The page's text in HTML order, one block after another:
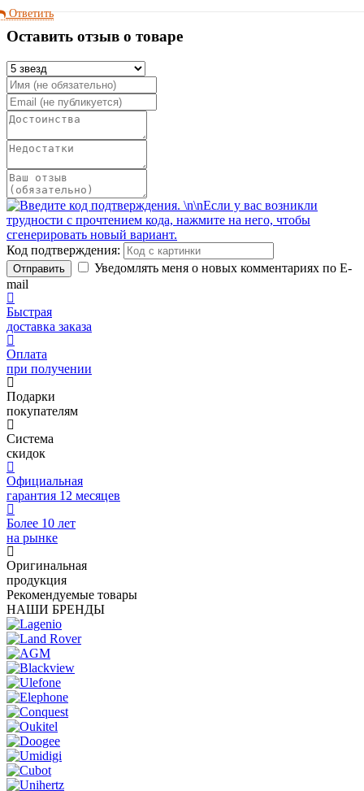
Ответить
Оставить отзыв о товаре
Код подтверждения:
Отправить
Уведомлять меня о новых комментариях по E-
mail
Быстрая
доставка заказа
Оплата
при получении
Подарки
покупателям
Система
скидок
Официальная
гарантия 12 месяцев
Более 10 лет
на рынке
Оригинальная
продукция
Рекомендуемые товары
НАШИ БРЕНДЫ